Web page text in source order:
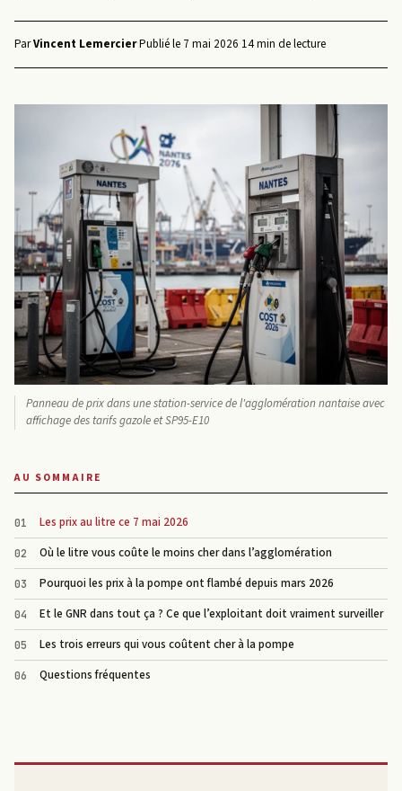
ParVincent Lemercier·Publié le 7 mai 2026·14 min de lecture
Panneau de prix dans une station-service de l'agglomération nantaise avec
affichage des tarifs gazole et SP95-E10
AU SOMMAIRE
Les prix au litre ce 7 mai 2026
Où le litre vous coûte le moins cher dans l’agglomération
Pourquoi les prix à la pompe ont flambé depuis mars 2026
Et le GNR dans tout ça ? Ce que l’exploitant doit vraiment surveiller
Les trois erreurs qui vous coûtent cher à la pompe
Questions fréquentes